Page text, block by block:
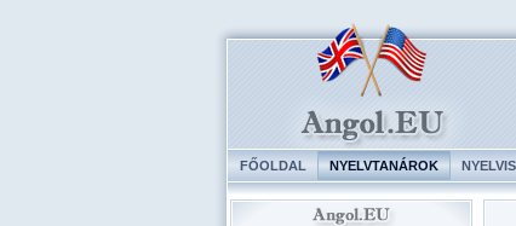
FŐOLDAL NYELVTANÁROK